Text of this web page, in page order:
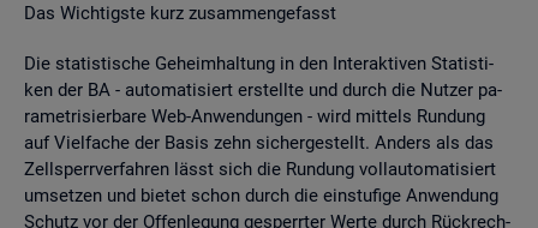
Das Wich­tigs­te kurz zu­sam­men­ge­fasst
Die sta­tis­ti­sche Ge­heim­hal­tung in den In­ter­ak­ti­ven Sta­tis­ti­
ken der BA - au­to­ma­ti­siert er­stell­te und durch die Nut­zer pa­
ra­me­tri­sier­ba­re Web-An­wen­dun­gen - wird mit­tels Run­dung
auf Viel­fa­che der Basis zehn si­cher­ge­stellt. An­ders als das
Zell­sperr­ver­fah­ren lässt sich die Run­dung voll­au­to­ma­ti­siert
um­set­zen und bie­tet schon durch die ein­stu­fi­ge An­wen­dung
Schutz vor der Of­fen­le­gung ge­sperr­ter Werte durch Rück­rech­